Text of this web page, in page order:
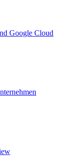
Google Cloud